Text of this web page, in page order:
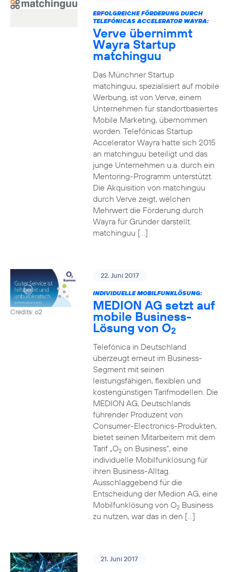
ERFOLGREICHE FÖRDERUNG DURCH
TELEFÓNICAS ACCELERATOR WAYRA:
Verve übernimmt
Wayra Startup
matchinguu
Das Münchner Startup
matchinguu, spezialisiert auf mobile
Werbung, ist von Verve, einem
Unternehmen für standortbasiertes
Mobile Marketing, übernommen
worden. Telefónicas Startup
Accelerator Wayra hatte sich 2015
an matchinguu beteiligt und das
junge Unternehmen u.a. durch ein
Mentoring-Programm unterstützt.
Die Akquisition von matchinguu
durch Verve zeigt, welchen
Mehrwert die Förderung durch
Wayra für Gründer darstellt.
matchinguu […]
Credits: o2
22. Juni 2017
INDIVIDUELLE MOBILFUNKLÖSUNG:
MEDION AG setzt auf
mobile Business-
Lösung von O2
Telefónica in Deutschland
überzeugt erneut im Business-
Segment mit seinen
leistungsfähigen, flexiblen und
kostengünstigen Tarifmodellen. Die
MEDION AG, Deutschlands
führender Produzent von
Consumer-Electronics-Produkten,
bietet seinen Mitarbeitern mit dem
Tarif „O2on Business“, eine
individuelle Mobilfunklösung für
ihren Business-Alltag.
Ausschlaggebend für die
Entscheidung der Medion AG, eine
Mobilfunklösung von O2Business
zu nutzen, war das in den […]
21. Juni 2017